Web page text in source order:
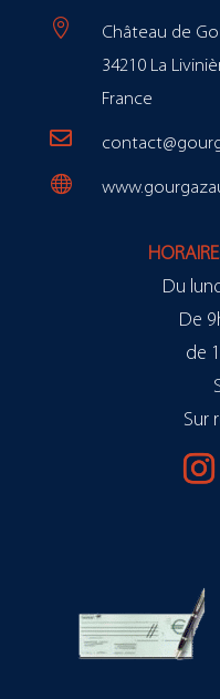

Château de
34210 La
France


Du
De
de
Sur